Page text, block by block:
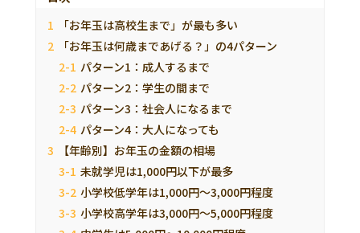
「お年玉は高校生まで」が最も多い
「お年玉は何歳まであげる？」の4パターン
パターン1：成人するまで
パターン2：学生の間まで
パターン3：社会人になるまで
パターン4：大人になっても
【年齢別】お年玉の金額の相場
未就学児は1,000円以下が最多
小学校低学年は1,000円～3,000円程度
小学校高学年は3,000円～5,000円程度